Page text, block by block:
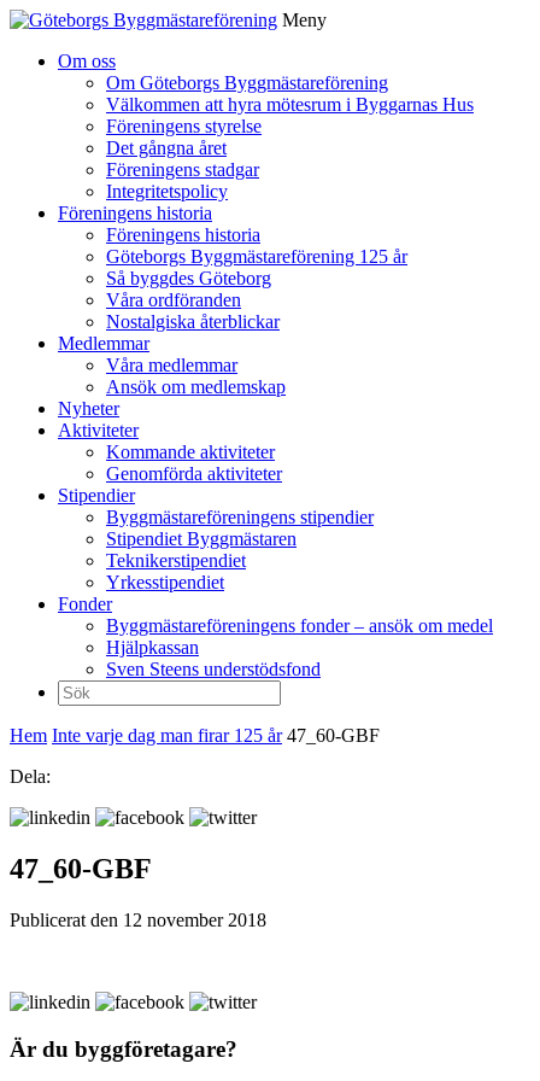
Meny
Om oss
Om Göteborgs Byggmästareförening
Välkommen att hyra mötesrum i Byggarnas Hus
Föreningens styrelse
Det gångna året
Föreningens stadgar
Integritetspolicy
Föreningens historia
Föreningens historia
Göteborgs Byggmästareförening 125 år
Så byggdes Göteborg
Våra ordföranden
Nostalgiska återblickar
Medlemmar
Våra medlemmar
Ansök om medlemskap
Nyheter
Aktiviteter
Kommande aktiviteter
Genomförda aktiviteter
Stipendier
Byggmästareföreningens stipendier
Stipendiet Byggmästaren
Teknikerstipendiet
Yrkesstipendiet
Fonder
Byggmästareföreningens fonder – ansök om medel
Hjälpkassan
Sven Steens understödsfond
Sök
efter:
Hem Inte varje dag man firar 125 år 47_60-GBF
Dela:
47_60-GBF
Publicerat den 12 november 2018
Är du byggföretagare?